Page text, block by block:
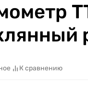
К сравнению